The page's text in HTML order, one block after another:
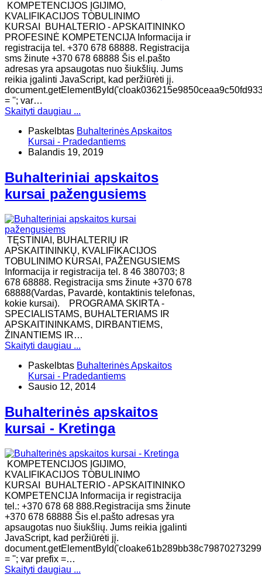
KOMPETENCIJOS ĮGIJIMO,
KVALIFIKACIJOS TOBULINIMO
KURSAI BUHALTERIO - APSKAITININKO
PROFESINĖ KOMPETENCIJA Informacija ir
registracija tel. +370 678 68888. Registracija
sms žinute +370 678 68888 Šis el.pašto
adresas yra apsaugotas nuo šiukšlių. Jums
reikia įgalinti JavaScript, kad peržiūrėti jį.
= ''; var…
Skaityti daugiau ...
Paskelbtas Buhalterinės Apskaitos
Kursai - Pradedantiems
Balandis 19, 2019
Buhalteriniai apskaitos
kursai pažengusiems
TĘSTINIAI, BUHALTERIŲ IR
APSKAITININKŲ, KVALIFIKACIJOS
TOBULINIMO KURSAI, PAŽENGUSIEMS
Informacija ir registracija tel. 8 46 380703; 8
678 68888. Registracija sms žinute +370 678
68888(Vardas, Pavardė, kontaktinis telefonas,
kokie kursai). ​PROGRAMA SKIRTA -
SPECIALISTAMS, BUHALTERIAMS IR
APSKAITININKAMS, DIRBANTIEMS,
ŽINANTIEMS IR…
Skaityti daugiau ...
Paskelbtas Buhalterinės Apskaitos
Kursai - Pradedantiems
Sausio 12, 2014
Buhalterinės apskaitos
kursai - Kretinga
KOMPETENCIJOS ĮGIJIMO,
KVALIFIKACIJOS TOBULINIMO
KURSAI BUHALTERIO - APSKAITININKO
KOMPETENCIJA Informacija ir registracija
tel.: +370 678 68 888.Registracija sms žinute
+370 678 68888 Šis el.pašto adresas yra
apsaugotas nuo šiukšlių. Jums reikia įgalinti
JavaScript, kad peržiūrėti jį.
= ''; var prefix =…
Skaityti daugiau ...